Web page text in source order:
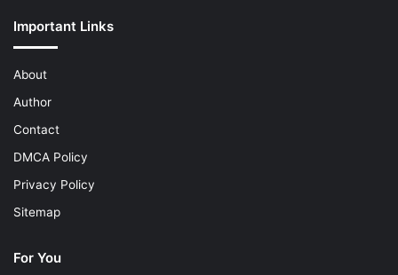
Important Links
About
Author
Contact
DMCA Policy
Privacy Policy
Sitemap
For You